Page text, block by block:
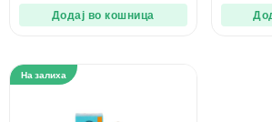
Додај во кошница
На залиха